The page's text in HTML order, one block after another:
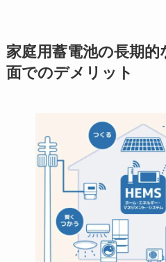
家庭用蓄電池の長期
面でのデメリット